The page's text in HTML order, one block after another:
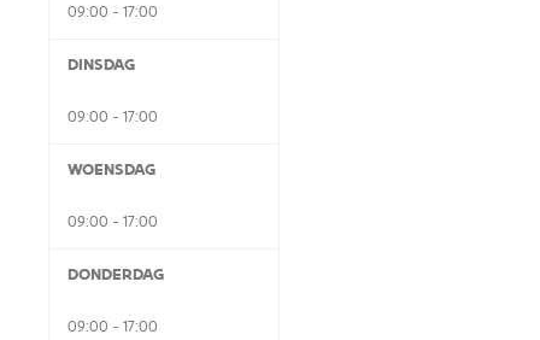
09:00 - 17:00
DINSDAG
09:00 - 17:00
WOENSDAG
09:00 - 17:00
DONDERDAG
09:00 - 17:00